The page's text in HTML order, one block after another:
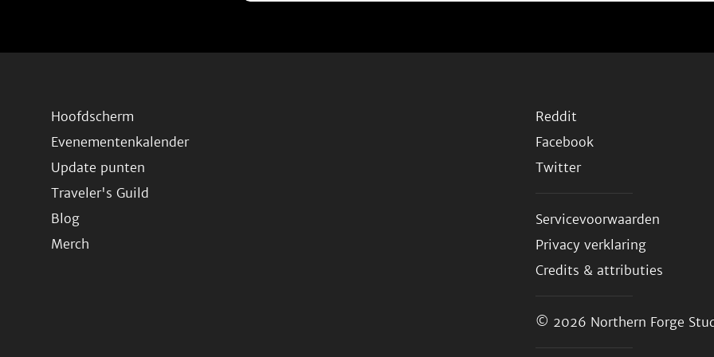
Hoofdscherm
Evenementenkalender
Update punten
Traveler's Guild
Blog
Merch
Reddit
Facebook
Twitter
Servicevoorwaarden
Privacy verklaring
Credits & attributies
© 2026 Northern Forge